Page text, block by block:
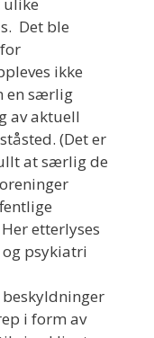
Det ble
ikke
en særlig
av aktuell
(Det er
at særlig de
etterlyses
psykiatri
i form av